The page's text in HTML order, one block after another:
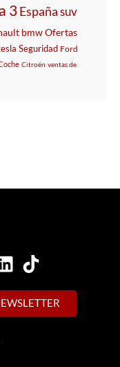
3España suv
bmwOfertas
Seguridad Ford
Citroën ventas de